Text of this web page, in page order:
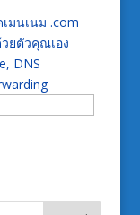
มนเนม .com
ยตัวคุณเอง
DNS